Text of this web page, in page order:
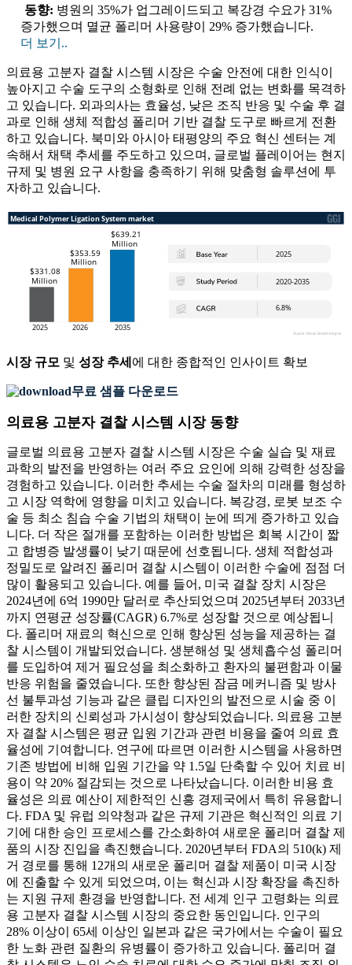
동향: 병원의 35%가 업그레이드되고 복강경 수요가 31%
증가했으며 멸균 폴리머 사용량이 29% 증가했습니다.
더 보기..
의료용 고분자 결찰 시스템 시장은 수술 안전에 대한 인식이
높아지고 수술 도구의 소형화로 인해 전례 없는 변화를 목격하
고 있습니다. 외과의사는 효율성, 낮은 조직 반응 및 수술 후 결
과로 인해 생체 적합성 폴리머 기반 결찰 도구로 빠르게 전환
하고 있습니다. 북미와 아시아 태평양의 주요 혁신 센터는 계
속해서 채택 추세를 주도하고 있으며, 글로벌 플레이어는 현지
규제 및 병원 요구 사항을 충족하기 위해 맞춤형 솔루션에 투
자하고 있습니다.
시장 규모 및 성장 추세 에 대한 종합적인 인사이트 확보
무료 샘플 다운로드
의료용 고분자 결찰 시스템 시장 동향
글로벌 의료용 고분자 결찰 시스템 시장은 수술 실습 및 재료
과학의 발전을 반영하는 여러 주요 요인에 의해 강력한 성장을
경험하고 있습니다. 이러한 추세는 수술 절차의 미래를 형성하
고 시장 역학에 영향을 미치고 있습니다. 복강경, 로봇 보조 수
술 등 최소 침습 수술 기법의 채택이 눈에 띄게 증가하고 있습
니다. 더 작은 절개를 포함하는 이러한 방법은 회복 시간이 짧
고 합병증 발생률이 낮기 때문에 선호됩니다. 생체 적합성과
정밀도로 알려진 폴리머 결찰 시스템이 이러한 수술에 점점 더
많이 활용되고 있습니다. 예를 들어, 미국 결찰 장치 시장은
2024년에 6억 1990만 달러로 추산되었으며 2025년부터 2033년
까지 연평균 성장률(CAGR) 6.7%로 성장할 것으로 예상됩니
다. 폴리머 재료의 혁신으로 인해 향상된 성능을 제공하는 결
찰 시스템이 개발되었습니다. 생분해성 및 생체흡수성 폴리머
를 도입하여 제거 필요성을 최소화하고 환자의 불편함과 이물
반응 위험을 줄였습니다. 또한 향상된 잠금 메커니즘 및 방사
선 불투과성 기능과 같은 클립 디자인의 발전으로 시술 중 이
러한 장치의 신뢰성과 가시성이 향상되었습니다. 의료용 고분
자 결찰 시스템은 평균 입원 기간과 관련 비용을 줄여 의료 효
율성에 기여합니다. 연구에 따르면 이러한 시스템을 사용하면
기존 방법에 비해 입원 기간을 약 1.5일 단축할 수 있어 치료 비
용이 약 20% 절감되는 것으로 나타났습니다. 이러한 비용 효
율성은 의료 예산이 제한적인 신흥 경제국에서 특히 유용합니
다. FDA 및 유럽 의약청과 같은 규제 기관은 혁신적인 의료 기
기에 대한 승인 프로세스를 간소화하여 새로운 폴리머 결찰 제
품의 시장 진입을 촉진했습니다. 2020년부터 FDA의 510(k) 제
거 경로를 통해 12개의 새로운 폴리머 결찰 제품이 미국 시장
에 진출할 수 있게 되었으며, 이는 혁신과 시장 확장을 촉진하
는 지원 규제 환경을 반영합니다. 전 세계 인구 고령화는 의료
용 고분자 결찰 시스템 시장의 중요한 동인입니다. 인구의
28% 이상이 65세 이상인 일본과 같은 국가에서는 수술이 필요
한 노화 관련 질환의 유병률이 증가하고 있습니다. 폴리머 결